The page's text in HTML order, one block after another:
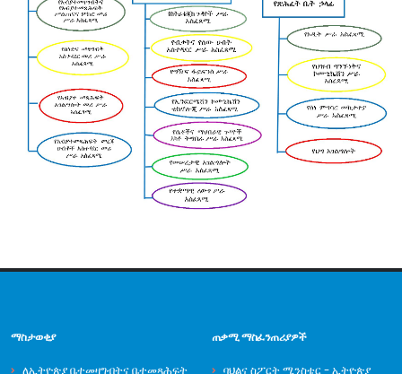
ማስታወቂያ
ለኢትዮጵያ ቤተመዛግብትና ቤተመጻሕፍት
ጠቃሚ ማስፈንጠሪያዎች
ባህልና ስፖርት ሚንስቴር - ኢትዮጵያ